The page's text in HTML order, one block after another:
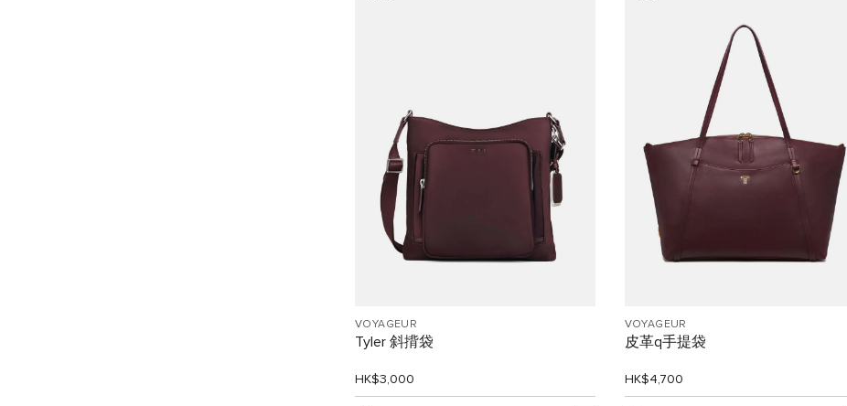
VOYAGEUR
Tyler 斜揹袋
HK$3,000
VOYAGEUR
皮革q手提袋
HK$4,700